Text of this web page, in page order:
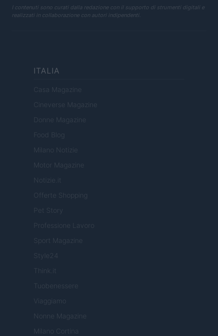
I contenuti sono curati dalla redazione con il supporto di strumenti digitali e
realizzati in collaborazione con autori indipendenti.
ITALIA
Casa Magazine
Cineverse Magazine
Donne Magazine
Food Blog
Milano Notizie
Motor Magazine
Notizie.it
Offerte Shopping
Pet Story
Professione Lavoro
Sport Magazine
Style24
Think.it
Tuobenessere
Viaggiamo
Nonne Magazine
Milano Cortina